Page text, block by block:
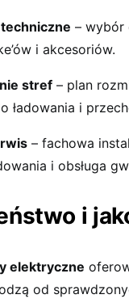
– wybór
i akcesoriów.
stref – plan
ładowania i
– fachowa
i obsługa
i
elektryczne
od